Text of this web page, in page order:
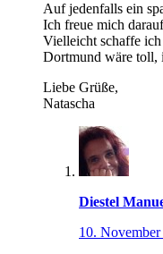
Auf jedenfalls ein
Ich freue mich
Vielleicht schaffe ich
Dortmund wäre toll,
Liebe Grüße,
Natascha
Diestel
10.